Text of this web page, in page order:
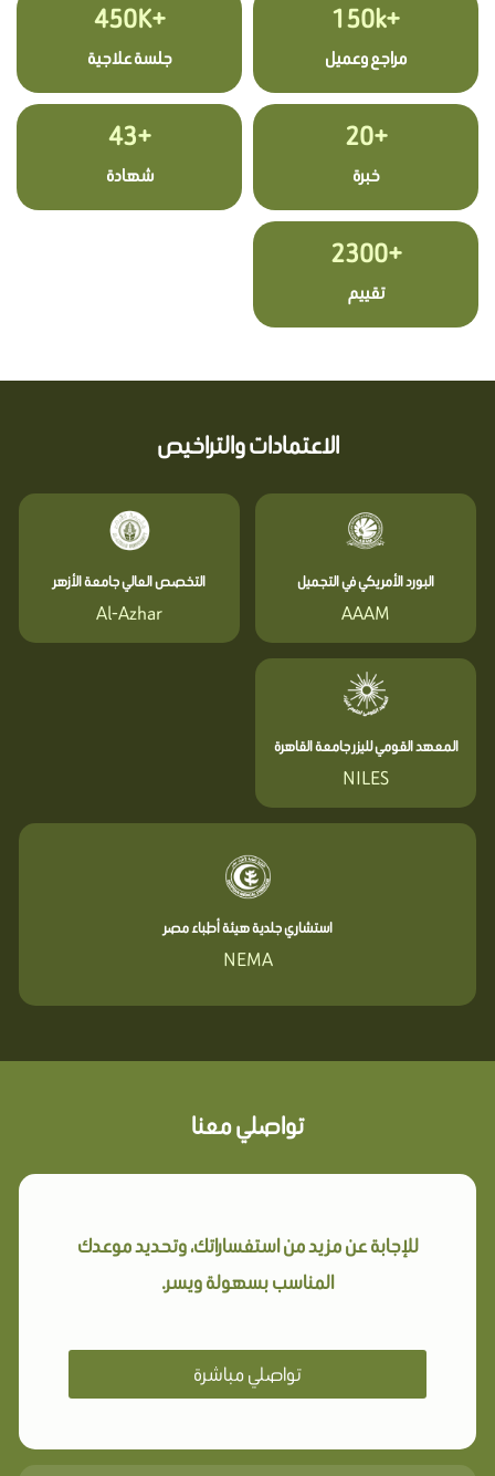
+150k
مراجع وعميل
+450K
جلسة علاجية
+20
خبرة
+43
شهادة
+2300
تقييم
الاعتمادات والتراخيص
البورد الأمريكي في التجميل
AAAM
التخصص العالي جامعة الأزهر
Al-Azhar
المعهد القومي لليزر جامعة القاهرة
NILES
استشاري جلدية هيئة أطباء مصر
NEMA
تواصلي معنا
للإجابة عن مزيد من استفساراتك، وتحديد موعدك
المناسب بسهولة ويسر.
تواصلي مباشرة